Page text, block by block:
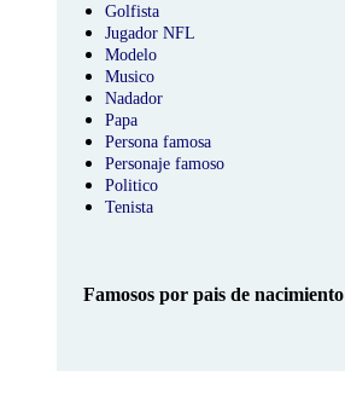
Golfista
Jugador NFL
Modelo
Musico
Nadador
Papa
Persona famosa
Personaje famoso
Politico
Tenista
Famosos por pais de nacimiento